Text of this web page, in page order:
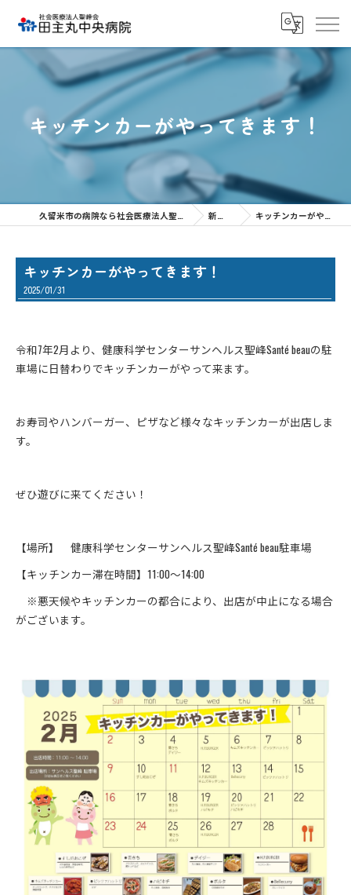
キッチンカーがやってきます！
新着情報 キッチンカーがやってきます！
キッチンカーがやってきます！
2025/01/31
令和7年2月より、健康科学センターサンヘルス聖峰Santé beauの駐
車場に日替わりでキッチンカーがやって来ます。
お寿司やハンバーガー、ピザなど様々なキッチンカーが出店しま
す。
ぜひ遊びに来てください！
【場所】 健康科学センターサンヘルス聖峰Santé beau駐車場
【キッチンカー滞在時間】11:00～14:00
※悪天候やキッチンカーの都合により、出店が中止になる場合
がございます。